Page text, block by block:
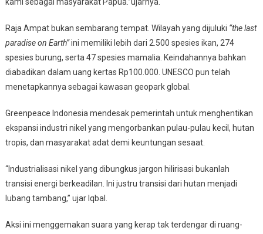
kami sebagai masyarakat Papua.”ujarnya.
Raja Ampat bukan sembarang tempat. Wilayah yang dijuluki “the last
paradise on Earth”ini memiliki lebih dari 2.500 spesies ikan, 274
spesies burung, serta 47 spesies mamalia. Keindahannya bahkan
diabadikan dalam uang kertas Rp100.000. UNESCO pun telah
menetapkannya sebagai kawasan geopark global.
Greenpeace Indonesia mendesak pemerintah untuk menghentikan
ekspansi industri nikel yang mengorbankan pulau-pulau kecil, hutan
tropis, dan masyarakat adat demi keuntungan sesaat.
“Industrialisasi nikel yang dibungkus jargon hilirisasi bukanlah
transisi energi berkeadilan. Ini justru transisi dari hutan menjadi
lubang tambang,” ujar Iqbal.
Aksi ini menggemakan suara yang kerap tak terdengar di ruang-